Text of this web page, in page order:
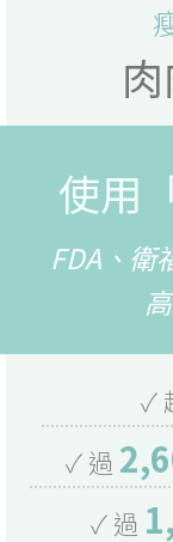
使用
FDA、衛
✓
✓ 過
✓ 過